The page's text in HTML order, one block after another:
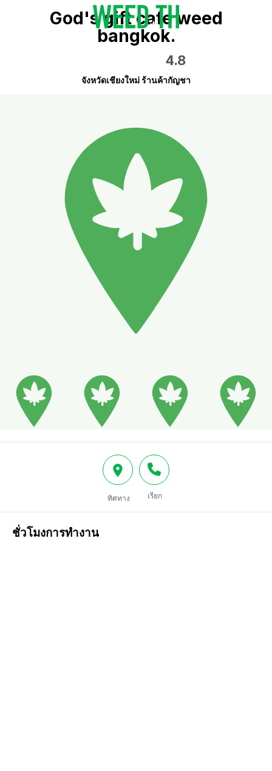
God's gift cafe weed
bangkok.
4.8
จังหวัดเชียงใหม่ ร้านค้ากัญชา
ทิศทาง เรียก
ชั่วโมงการทำงาน